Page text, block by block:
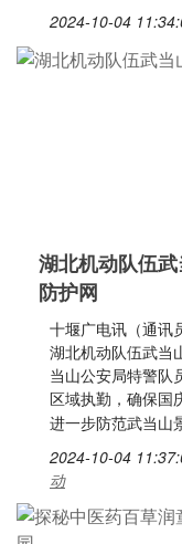
2024-10-04
湖北机动队伍
防护网
十堰广电讯（通讯
湖北机动队伍武当
当山公安局特警队
区域执勤，确保国
进一步防范武当山
2024-10-04
动